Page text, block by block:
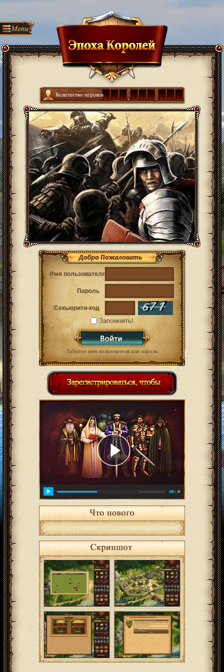
Количество игроков
0 0 2 2 9 1 6 0 2
Имя пользователя
Пароль
Секьюрити-код
Запомнить!
Забытое имя пользователя или пароль